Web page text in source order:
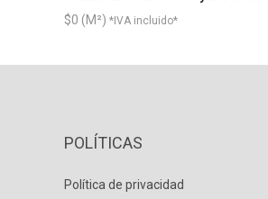
$0 *IVA incluido*
POLÍTICAS
Política de privacidad